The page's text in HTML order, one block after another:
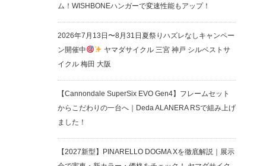
ム！WISHBONEハンガーで変速性能もアップ！
2026年7月13日〜8月31日夏祭りハズレなしキャンペー
ン開催中
ヤマダサイクル 三宮 神戸 シルベストサ
イクル 梅田 大阪
【Cannondale SuperSix EVO Gen4】フレームセット
からこだわりの一台へ｜Deda ALANERA RSで組み上げ
ました！
【2027新型】PINARELLO DOGMA Xを徹底解説｜展示